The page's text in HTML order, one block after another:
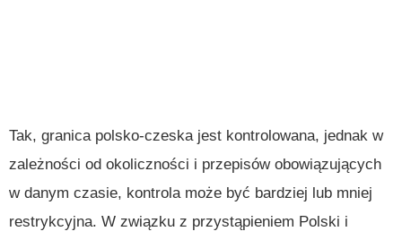
Tak, granica polsko-czeska jest kontrolowana, jednak w
zależności od okoliczności i przepisów obowiązujących
w danym czasie, kontrola może być bardziej lub mniej
restrykcyjna. W związku z przystąpieniem Polski i